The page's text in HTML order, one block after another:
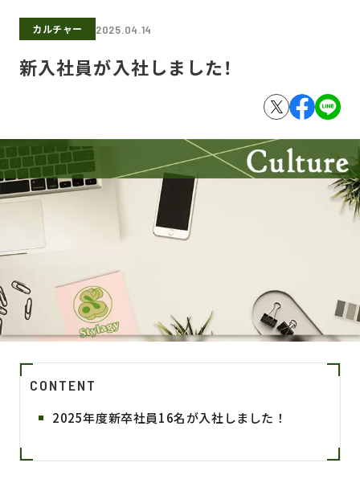
カルチャー 2025.04.14
新入社員が入社しました！
CONTENT
2025年度新卒社員16名が入社しました！